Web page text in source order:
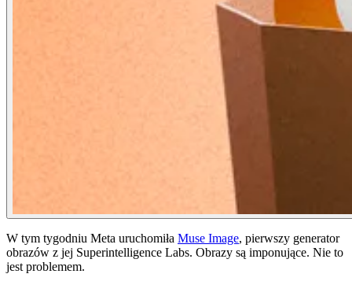
W tym tygodniu Meta uruchomiła Muse Image, pierwszy generator
obrazów z jej Superintelligence Labs. Obrazy są imponujące. Nie to
jest problemem.